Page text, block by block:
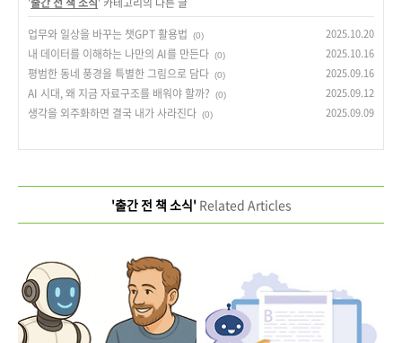
업무와 일상을 바꾸는 챗GPT 활용법
(0) 2025.10.20
내 데이터를 이해하는 나만의 AI를 만든다 (0) 2025.10.16
평범한 동네 풍경을 특별한 그림으로 담다 (0) 2025.09.16
AI 시대, 왜 지금 자료구조를 배워야 할까? (0) 2025.09.12
생각을 외주화하면 결국 내가 사라진다 (0) 2025.09.09
'출간 전 책 소식'Related Articles